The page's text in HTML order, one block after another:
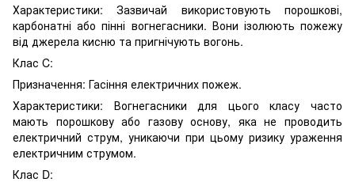
Характеристики: Зазвичай використовують порошкові,
карбонатні або пінні вогнегасники. Вони ізолюють пожежу
від джерела кисню та пригнічують вогонь.
Клас C:
Призначення: Гасіння електричних пожеж.
Характеристики: Вогнегасники для цього класу часто
мають порошкову або газову основу, яка не проводить
електричний струм, уникаючи при цьому ризику ураження
електричним струмом.
Клас D: